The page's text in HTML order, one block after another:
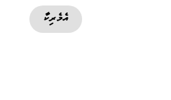
އެމެރިކާ